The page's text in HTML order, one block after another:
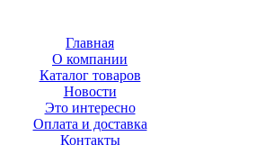
Главная
О компании
Каталог товаров
Новости
Это интересно
Оплата и доставка
Контакты